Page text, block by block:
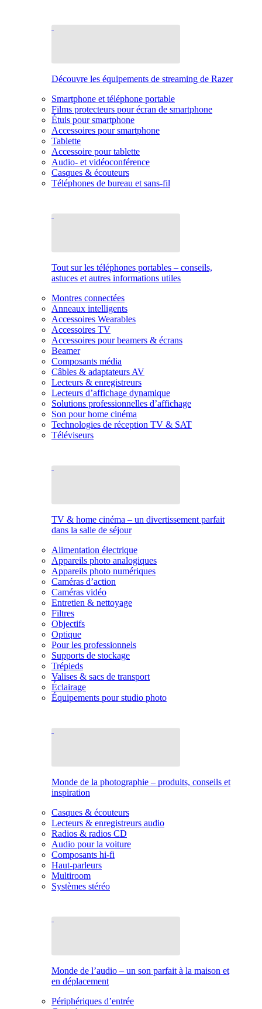
Découvre les équipements de streaming de Razer
Smartphone et téléphone portable
Films protecteurs pour écran de smartphone
Étuis pour smartphone
Accessoires pour smartphone
Tablette
Accessoire pour tablette
Audio- et vidéoconférence
Casques & écouteurs
Téléphones de bureau et sans-fil
Tout sur les téléphones portables – conseils,
astuces et autres informations utiles
Montres connectées
Anneaux intelligents
Accessoires Wearables
Accessoires TV
Accessoires pour beamers & écrans
Beamer
Composants média
Câbles & adaptateurs AV
Lecteurs & enregistreurs
Lecteurs d’affichage dynamique
Solutions professionnelles d’affichage
Son pour home cinéma
Technologies de réception TV & SAT
Téléviseurs
TV & home cinéma – un divertissement parfait
dans la salle de séjour
Alimentation électrique
Appareils photo analogiques
Appareils photo numériques
Caméras d’action
Caméras vidéo
Entretien & nettoyage
Filtres
Objectifs
Optique
Pour les professionnels
Supports de stockage
Trépieds
Valises & sacs de transport
Éclairage
Équipements pour studio photo
Monde de la photographie – produits, conseils et
inspiration
Casques & écouteurs
Lecteurs & enregistreurs audio
Radios & radios CD
Audio pour la voiture
Composants hi-fi
Haut-parleurs
Multiroom
Systèmes stéréo
Monde de l’audio – un son parfait à la maison et
en déplacement
Périphériques d’entrée